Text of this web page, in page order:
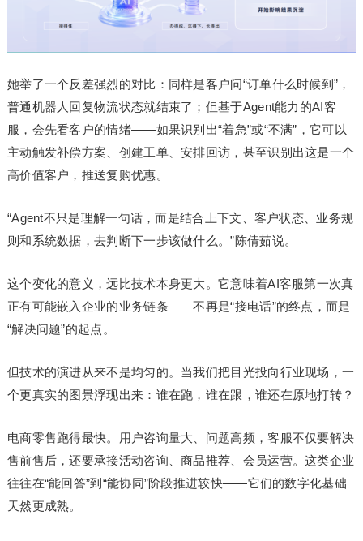
她举了一个反差强烈的对比：同样是客户问“订单什么时候到”，
普通机器人回复物流状态就结束了；但基于Agent能力的AI客
服，会先看客户的情绪——如果识别出“着急”或“不满”，它可以
主动触发补偿方案、创建工单、安排回访，甚至识别出这是一个
高价值客户，推送复购优惠。
“Agent不只是理解一句话，而是结合上下文、客户状态、业务规
则和系统数据，去判断下一步该做什么。”陈倩茹说。
这个变化的意义，远比技术本身更大。它意味着AI客服第一次真
正有可能嵌入企业的业务链条——不再是“接电话”的终点，而是
“解决问题”的起点。
但技术的演进从来不是均匀的。当我们把目光投向行业现场，一
个更真实的图景浮现出来：谁在跑，谁在跟，谁还在原地打转？
电商零售跑得最快。用户咨询量大、问题高频，客服不仅要解决
售前售后，还要承接活动咨询、商品推荐、会员运营。这类企业
往往在“能回答”到“能协同”阶段推进较快——它们的数字化基础
天然更成熟。